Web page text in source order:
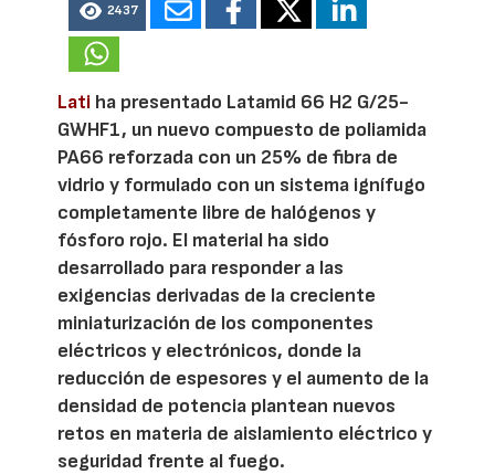
2437
Lati ha presentado Latamid 66 H2 G/25-
GWHF1, un nuevo compuesto de poliamida
PA66 reforzada con un 25% de fibra de
vidrio y formulado con un sistema ignífugo
completamente libre de halógenos y
fósforo rojo. El material ha sido
desarrollado para responder a las
exigencias derivadas de la creciente
miniaturización de los componentes
eléctricos y electrónicos, donde la
reducción de espesores y el aumento de la
densidad de potencia plantean nuevos
retos en materia de aislamiento eléctrico y
seguridad frente al fuego.